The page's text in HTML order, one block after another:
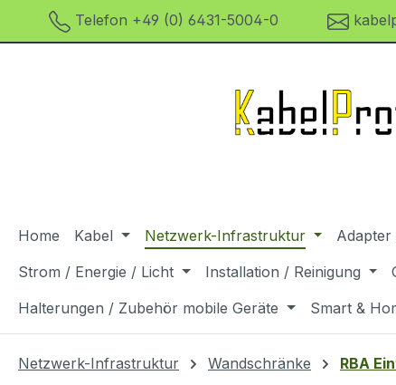
Hauptinhalt springen
Zur Suche springen
Zur Hauptnavigation springen
Telefon +49 (0) 6431-5004-0
Home Kabel Netzwerk-Infrastruktur
Strom / Energie / Licht
Installation / Reinigung
Halterungen / Zubehör mobile Geräte
Smart &
Netzwerk-Infrastruktur Wandschränke RBA